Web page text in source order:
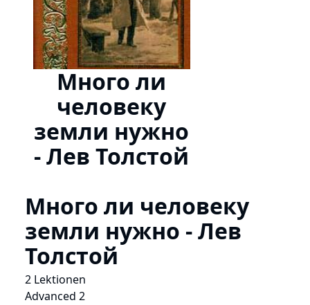
Много ли
человеку
земли нужно
- Лев Толстой
Много ли человеку
земли нужно - Лев
Толстой
2 Lektionen
Advanced 2